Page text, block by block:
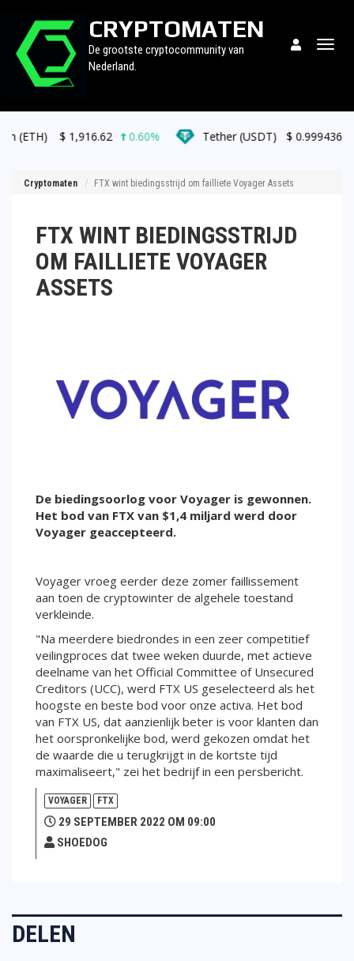
CRYPTOMATEN
De grootste cryptocommunity van
Nederland.
1,916.62 0.60% Tether (USDT) $0.999436 0.00%
Cryptomaten FTX wint biedingsstrijd om failliete Voyager Assets
FTX WINT BIEDINGSSTRIJD
OM FAILLIETE VOYAGER
ASSETS
De biedingsoorlog voor Voyager is gewonnen.
Het bod van FTX van $1,4 miljard werd door
Voyager geaccepteerd.
Voyager vroeg eerder deze zomer faillissement
aan toen de cryptowinter de algehele toestand
verkleinde.
"Na meerdere biedrondes in een zeer competitief
veilingproces dat twee weken duurde, met actieve
deelname van het Official Committee of Unsecured
Creditors (UCC), werd FTX US geselecteerd als het
hoogste en beste bod voor onze activa. Het bod
van FTX US, dat aanzienlijk beter is voor klanten dan
het oorspronkelijke bod, werd gekozen omdat het
de waarde die u terugkrijgt in de kortste tijd
maximaliseert," zei het bedrijf in een persbericht.
VOYAGER FTX
29 SEPTEMBER 2022 OM 09:00
SHOEDOG
DELEN